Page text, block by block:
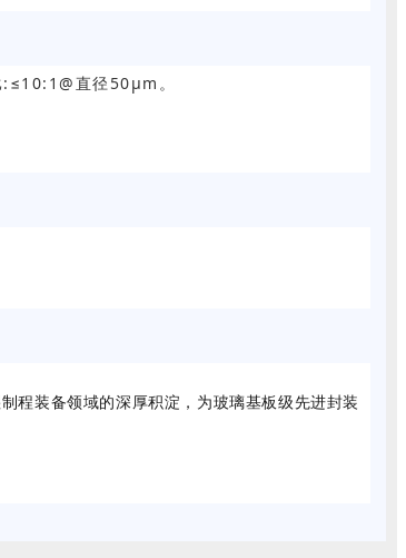
: ≤10:1@直径50μm。
装备领域的深厚积淀，为玻璃基板级先进封装